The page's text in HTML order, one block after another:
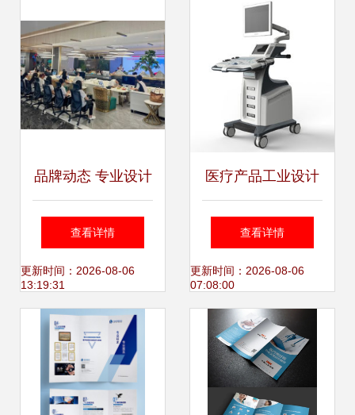
品牌动态 专业设计
服务如何赋能企业
竞争力提升
查看详情
更新时间：2026-08-06
13:19:31
医疗产品工业设计
案例 从产品美学到
市场营销的全面策
划
查看详情
更新时间：2026-08-06
07:08:00